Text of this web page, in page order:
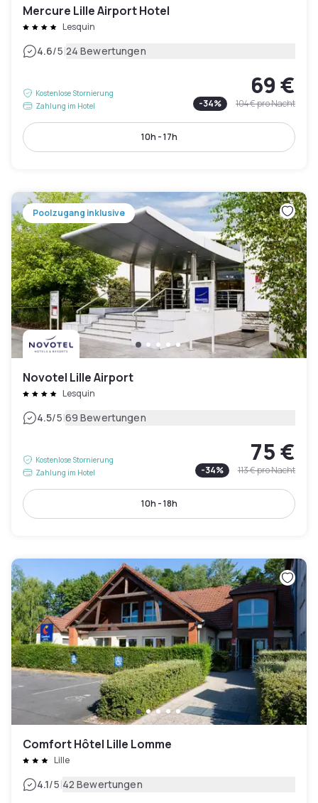
Mercure Lille Airport Hotel
Lesquin
4.6/5|24 Bewertungen
Kostenlose Stornierung
Zahlung im Hotel
69 €
-34% 104 €pro Nacht
10h - 17h
Poolzugang inklusive
Novotel Lille Airport
Lesquin
4.5/5|69 Bewertungen
Kostenlose Stornierung
Zahlung im Hotel
75 €
-34% 113 €pro Nacht
10h - 18h
Comfort Hôtel Lille Lomme
Lille
4.1/5|42 Bewertungen